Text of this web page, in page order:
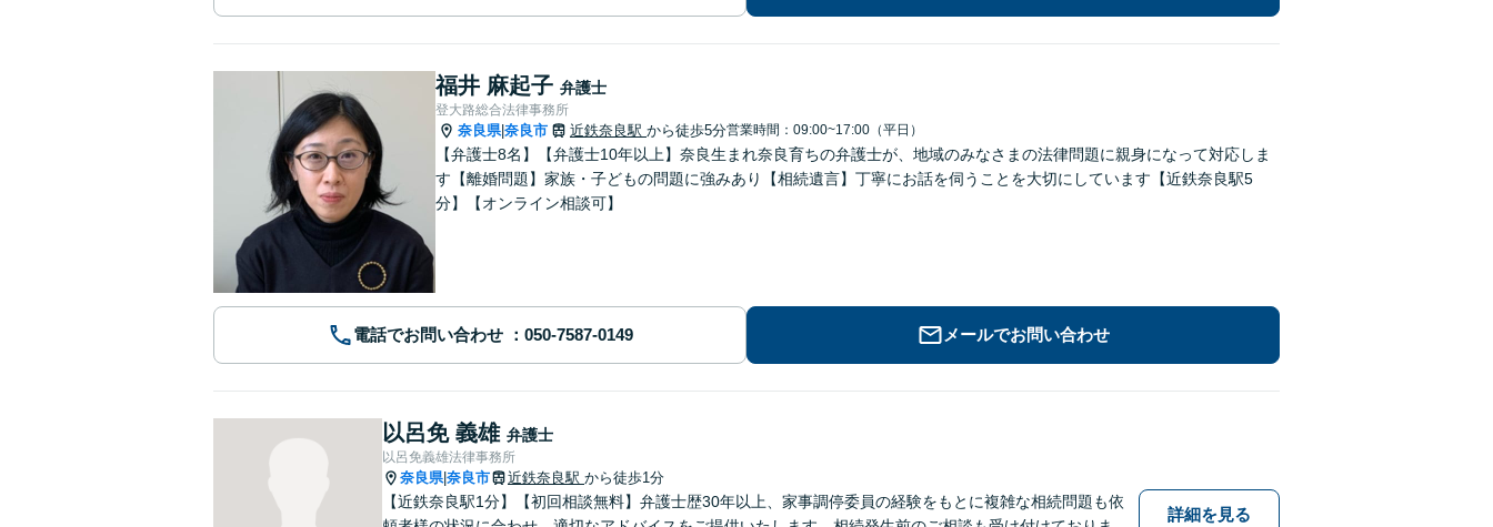
福井 麻起子 弁護士
登大路総合法律事務所
奈良県|奈良市 近鉄奈良駅 から徒歩5分営業時間：09:00~17:00（平日）
【弁護士8名】【弁護士10年以上】奈良生まれ奈良育ちの弁護士が、地域のみなさまの法律問題に親身になって対応しま
す【離婚問題】家族・子どもの問題に強みあり【相続遺言】丁寧にお話を伺うことを大切にしています【近鉄奈良駅5
分】【オンライン相談可】
電話でお問い合わせ メールでお問い合わせ
以呂免 義雄 弁護士
以呂免義雄法律事務所
奈良県|奈良市 近鉄奈良駅 から徒歩1分
【近鉄奈良駅1分】【初回相談無料】弁護士歴30年以上、家事調停委員の経験をもとに複雑な相続問題も依
詳細を見る